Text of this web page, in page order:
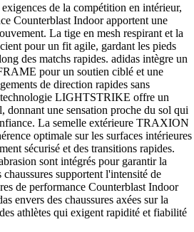
de la compétition en intérieur,
Counterblast Indoor apportent une
La tige en mesh respirant et la
pour un fit agile, gardant les pieds
des matchs rapides. adidas intègre un
pour un soutien ciblé et une
de direction rapides sans
technologie LIGHTSTRIKE offre un
une sensation proche du sol qui
La semelle extérieure TRAXION
optimale sur les surfaces intérieures
sécurisé et des transitions rapides.
sont intégrés pour garantir la
supportent l'intensité de
de performance Counterblast Indoor
envers des chaussures axées sur la
athlètes qui exigent rapidité et fiabilité